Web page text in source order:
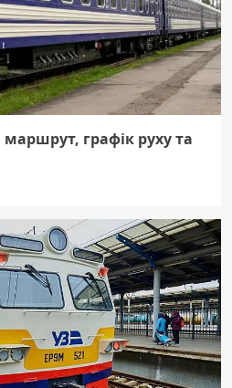
маршрут, графік руху та